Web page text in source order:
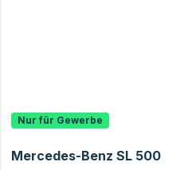
Nur für Gewerbe
Mercedes-Benz SL 500